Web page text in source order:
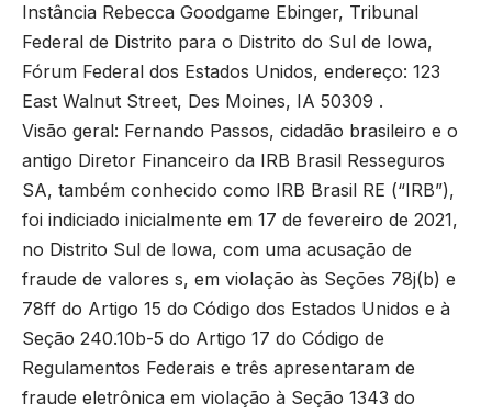
Instância Rebecca Goodgame Ebinger, Tribunal
Federal de Distrito para o Distrito do Sul de Iowa,
Fórum Federal dos Estados Unidos, endereço: 123
East Walnut Street, Des Moines, IA 50309 .
Visão geral: Fernando Passos, cidadão brasileiro e o
antigo Diretor Financeiro da IRB Brasil Resseguros
SA, também conhecido como IRB Brasil RE (“IRB”),
foi indiciado inicialmente em 17 de fevereiro de 2021,
no Distrito Sul de Iowa, com uma acusação de
fraude de valores s, em violação às Seções 78j(b) e
78ff do Artigo 15 do Código dos Estados Unidos e à
Seção 240.10b-5 do Artigo 17 do Código de
Regulamentos Federais e três apresentaram de
fraude eletrônica em violação à Seção 1343 do